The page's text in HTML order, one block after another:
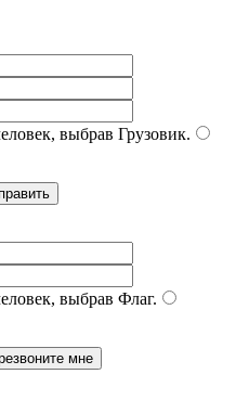
выбрав Грузовик.
выбрав Флаг.